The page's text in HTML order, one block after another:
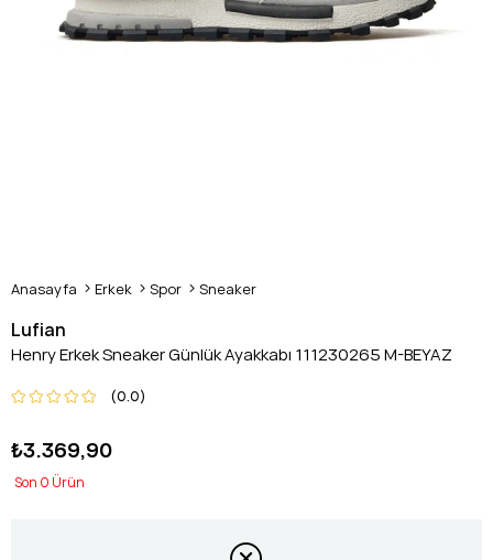
Anasayfa Erkek Spor Sneaker
Lufian
Henry Erkek Sneaker Günlük Ayakkabı 111230265 M-BEYAZ
0.0
₺3.369,90
0